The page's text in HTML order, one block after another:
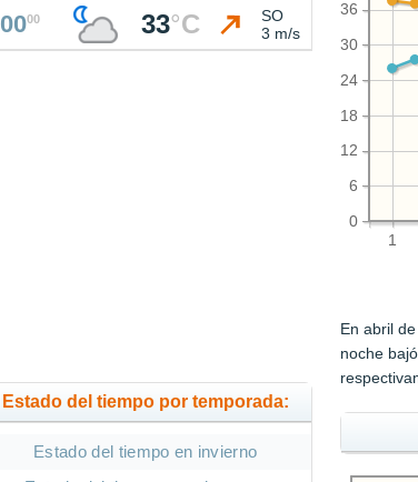
1
0
6
12
18
24
30
36
En abril
noche
0000 33°C
SO
3 m/s
Estado del tiempo por temporada:
Estado del tiempo en invierno